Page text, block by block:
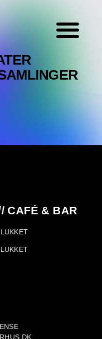
CAFÉ & BAR
LUKKET
LUKKET